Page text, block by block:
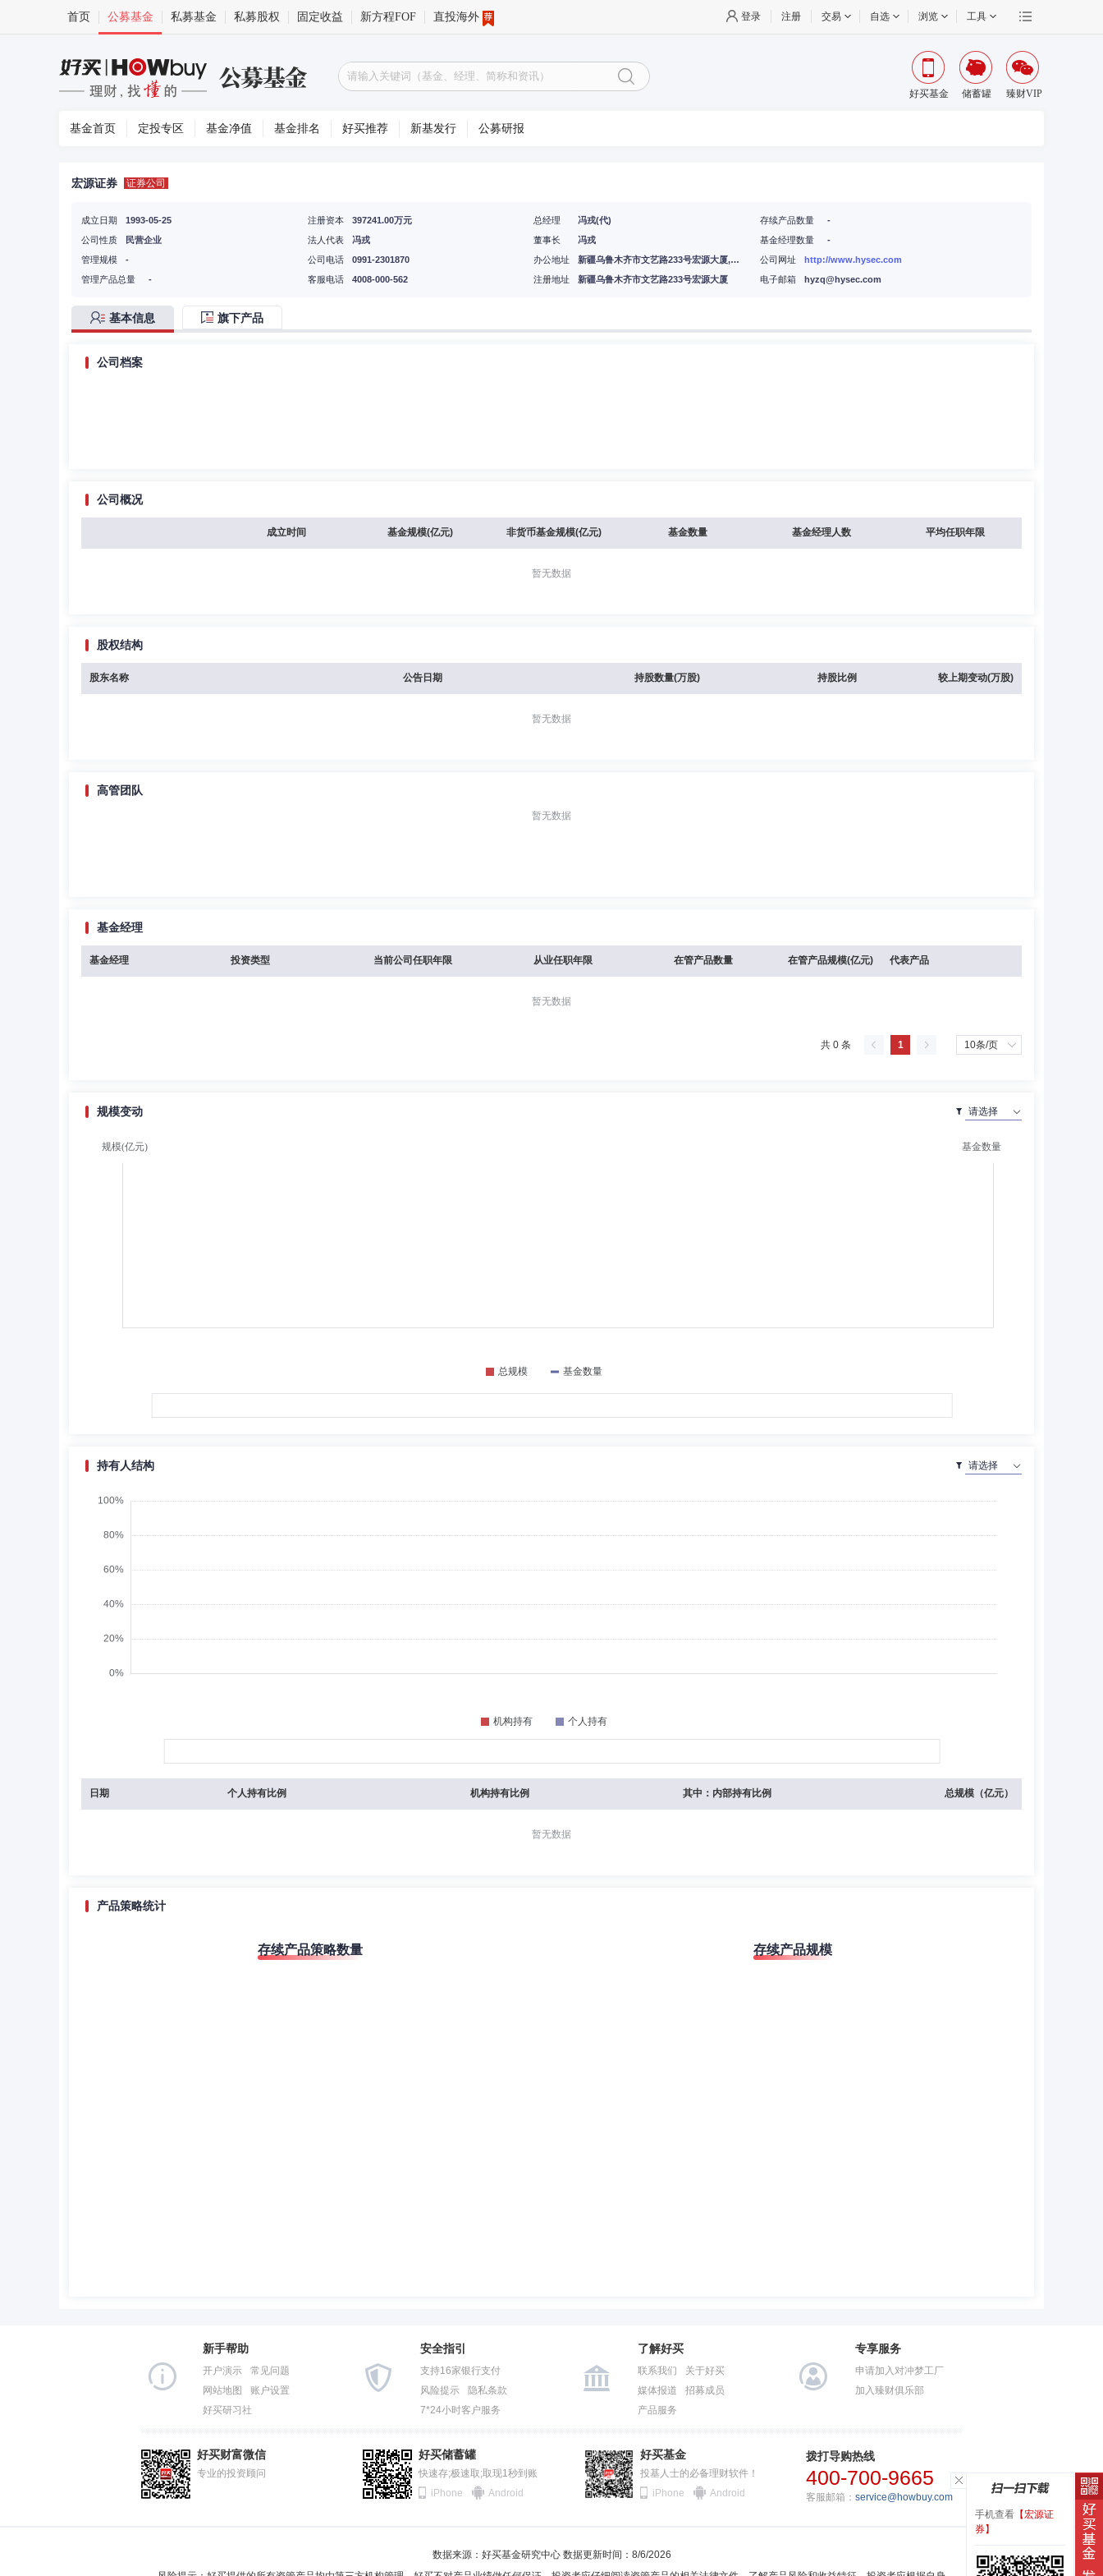
首页 公募基金 私募基金 私募股权 固定收益 新方程FOF 直投海外 登录 注册 交易 自选 浏览 工具
好买基金 储蓄罐 臻财VIP
基金首页 定投专区 基金净值 基金排名 好买推荐 新基发行 公募研报
宏源证券 证券公司
成立日期
1993-05-25
公司性质
民营企业
注册资本
397241.00万元
法人代表
冯戎
总经理
冯戎(代)
董事长
冯戎
存续产品数量
-
基金经理数量
-
管理规模
-
管理产品总量
-
公司电话
0991-2301870
客服电话
4008-000-562
办公地址
新疆乌鲁木齐市文艺路233号宏源大厦,北京市西城区太平桥大街19号
注册地址
新疆乌鲁木齐市文艺路233号宏源大厦
公司网址
http://www.hysec.com
电子邮箱
hyzq@hysec.com
基本信息 旗下产品
公司档案
公司概况
成立时间 基金规模(亿元) 非货币基金规模(亿元) 基金数量 基金经理人数 平均任职年限
暂无数据
股权结构
股东名称 公告日期 持股数量(万股) 持股比例 较上期变动(万股)
暂无数据
高管团队
暂无数据
基金经理
基金经理 投资类型 当前公司任职年限 从业任职年限 在管产品数量 在管产品规模(亿元) 代表产品
暂无数据
共 0 条 1
规模变动
持有人结构
日期 个人持有比例 机构持有比例 其中：内部持有比例 总规模（亿元）
暂无数据
产品策略统计
存续产品策略数量 存续产品规模
手机查看 【宏源证
券】
新手帮助
开户演示
常见问题
网站地图
账户设置
好买研习社
安全指引
支持16家银行支付
风险提示
隐私条款
7*24小时客户服务
了解好买
联系我们
关于好买
媒体报道
招募成员
产品服务
专享服务
申请加入对冲梦工厂
加入臻财俱乐部
好买财富微信
专业的投资顾问
好买储蓄罐
快速存;极速取;取现1秒到账
iPhone
Android
好买基金
投基人士的必备理财软件！
iPhone
Android
拨打导购热线
400-700-9665
客服邮箱： service@howbuy.com
数据来源：好买基金研究中心 数据更新时间：8/6/2026